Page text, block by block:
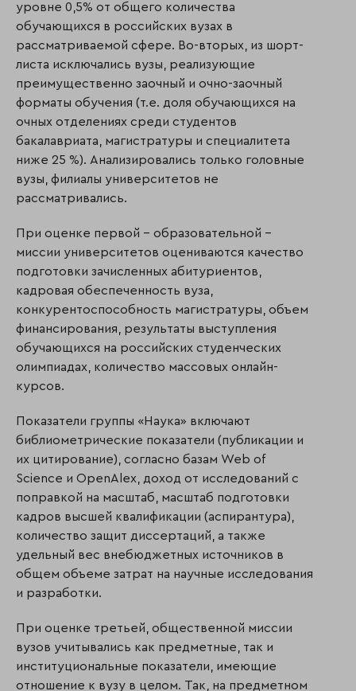
уровне 0,5% от общего количества
обучающихся в российских вузах в
рассматриваемой сфере. Во-вторых, из шорт-
листа исключались вузы, реализующие
преимущественно заочный и очно-заочный
форматы обучения (т.е. доля обучающихся на
очных отделениях среди студентов
бакалавриата, магистратуры и специалитета
ниже 25 %). Анализировались только головные
вузы, филиалы университетов не
рассматривались.
При оценке первой – образовательной –
миссии университетов оцениваются качество
подготовки зачисленных абитуриентов,
кадровая обеспеченность вуза,
конкурентоспособность магистратуры, объем
финансирования, результаты выступления
обучающихся на российских студенческих
олимпиадах, количество массовых онлайн-
курсов.
Показатели группы «Наука» включают
библиометрические показатели (публикации и
их цитирование), согласно базам Web of
Science и OpenAlex, доход от исследований c
поправкой на масштаб, масштаб подготовки
кадров высшей квалификации (аспирантура),
количество защит диссертаций, а также
удельный вес внебюджетных источников в
общем объеме затрат на научные исследования
и разработки.
При оценке третьей, общественной миссии
вузов учитывались как предметные, так и
институциональные показатели, имеющие
отношение к вузу в целом. Так, на предметном